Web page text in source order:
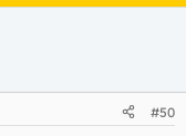
#50